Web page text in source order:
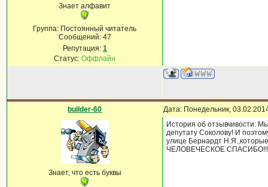
Знает алфавит
Группа: Постоянный читатель
Сообщений: 47
Репутация: 1
Статус:Оффлайн
builder-60 Дата: Понедельник,
Знает, что есть буквы
История об отзывчивости:
депутату Соколову! И
улице Бернардт
ЧЕЛОВЕЧЕСКОЕ